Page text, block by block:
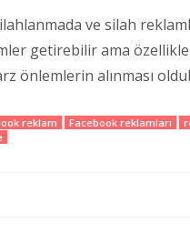
ve silah
getirebilir ama
önlemlerin alınması
reklam Facebook reklamları